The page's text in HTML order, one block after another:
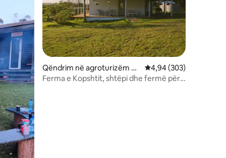
Qëndrim në agroturizëm në
Tallong
Vlerësimi mesatar
4,94 (303)
Ferma e Kopshtit, shtëpi dhe fermë për